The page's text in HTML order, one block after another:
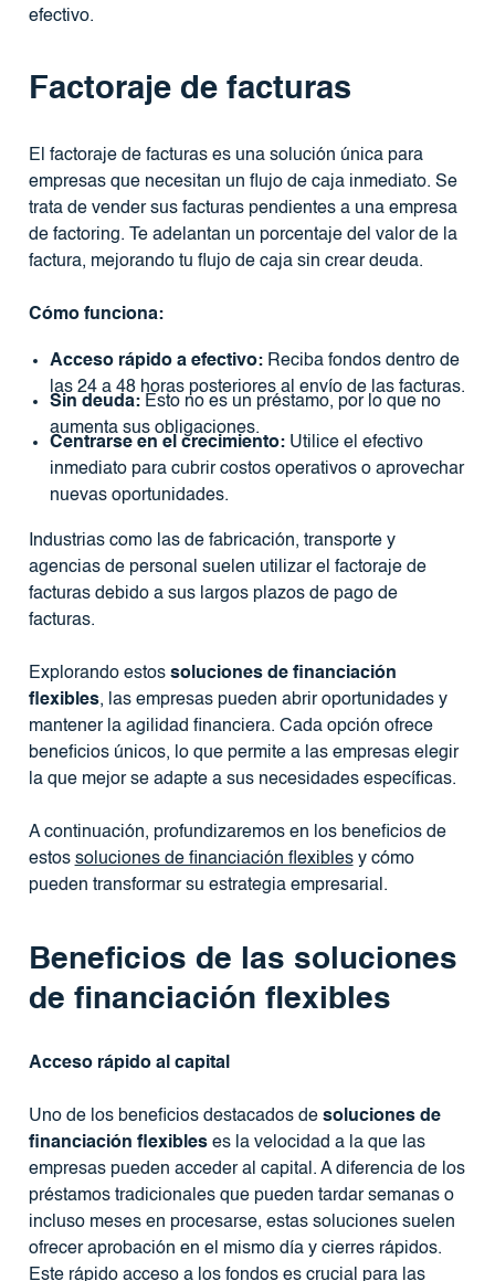
efectivo.
Factoraje de facturas
El factoraje de facturas es una solución única para
empresas que necesitan un flujo de caja inmediato. Se
trata de vender sus facturas pendientes a una empresa
de factoring. Te adelantan un porcentaje del valor de la
factura, mejorando tu flujo de caja sin crear deuda.
Cómo funciona:
Acceso rápido a efectivo:Reciba fondos dentro de
las 24 a 48 horas posteriores al envío de las facturas.
Sin deuda:Esto no es un préstamo, por lo que no
aumenta sus obligaciones.
Centrarse en el crecimiento:Utilice el efectivo
inmediato para cubrir costos operativos o aprovechar
nuevas oportunidades.
Industrias como las de fabricación, transporte y
agencias de personal suelen utilizar el factoraje de
facturas debido a sus largos plazos de pago de
facturas.
Explorando estos soluciones de financiación
flexibles, las empresas pueden abrir oportunidades y
mantener la agilidad financiera. Cada opción ofrece
beneficios únicos, lo que permite a las empresas elegir
la que mejor se adapte a sus necesidades específicas.
A continuación, profundizaremos en los beneficios de
estos soluciones de financiación flexiblesy cómo
pueden transformar su estrategia empresarial.
Beneficios de las soluciones
de financiación flexibles
Acceso rápido al capital
Uno de los beneficios destacados de soluciones de
financiación flexibleses la velocidad a la que las
empresas pueden acceder al capital. A diferencia de los
préstamos tradicionales que pueden tardar semanas o
incluso meses en procesarse, estas soluciones suelen
ofrecer aprobación en el mismo día y cierres rápidos.
Este rápido acceso a los fondos es crucial para las